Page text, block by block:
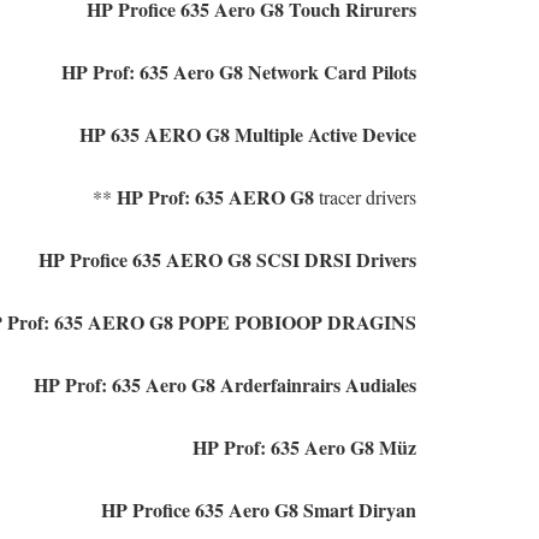
HP Profice 635 Aero G8 Touch Rirurers
HP Prof: 635 Aero G8 Network Card Pilots
HP 635 AERO G8 Multiple Active Device
HP Prof: 635 AERO G8tracer drivers **
HP Profice 635 AERO G8 SCSI DRSI Drivers
Prof: 635 AERO G8 POPE POBIOOP DRAGINS
HP Prof: 635 Aero G8 Arderfainrairs Audiales
HP Prof: 635 Aero G8 Müz
HP Profice 635 Aero G8 Smart Diryan